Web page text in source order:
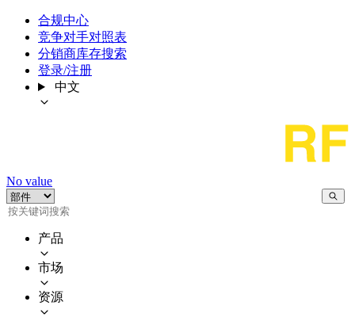
合规中心
竞争对手对照表
分销商库存搜索
登录/注册
中文
No value
产品
市场
资源